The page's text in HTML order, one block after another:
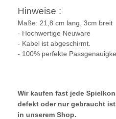
Hinweise :
Maße: 21,8 cm lang, 3cm breit
- Hochwertige Neuware
- Kabel ist abgeschirmt.
- 100% perfekte
Wir kaufen fast jede
defekt oder nur gebraucht
in unserem Shop.